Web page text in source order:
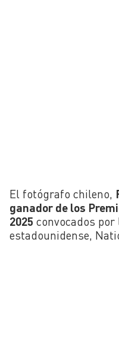
El fotógrafo chileno,
ganador de los
2025 convocados
estadounidense,